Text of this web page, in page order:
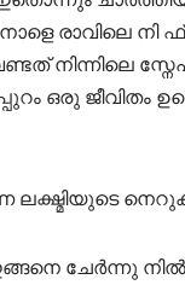
രാവിലെ
നിന്നിലെ
ഒരു ജീവിതം
ലക്ഷ്മിയുടെ
ചേർന്നു